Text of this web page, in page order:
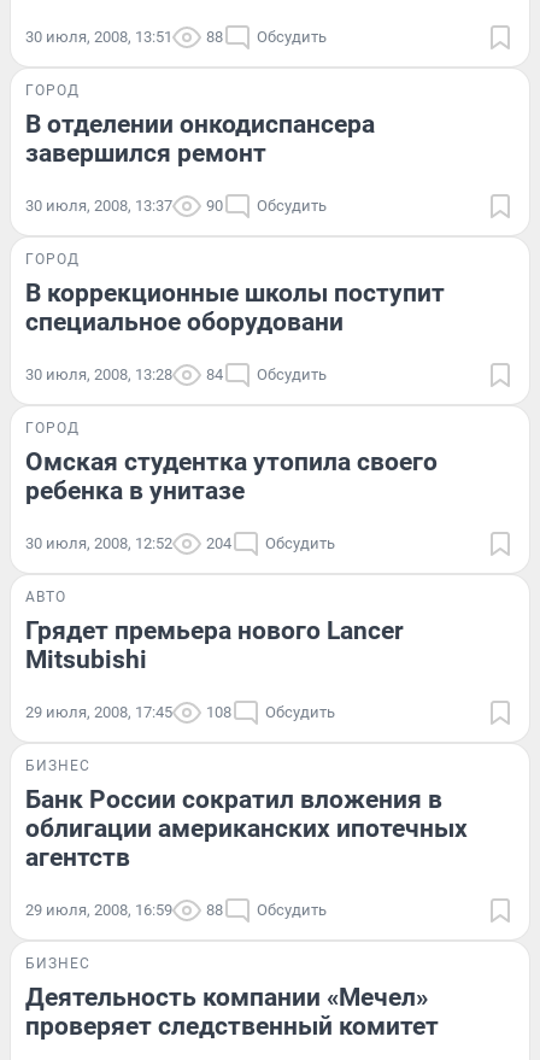
30 июля, 2008, 13:51 88 Обсудить
ГОРОД
В отделении онкодиспансера
завершился ремонт
30 июля, 2008, 13:37 90 Обсудить
ГОРОД
В коррекционные школы поступит
специальное оборудовани
30 июля, 2008, 13:28 84 Обсудить
ГОРОД
Омская студентка утопила своего
ребенка в унитазе
30 июля, 2008, 12:52 204 Обсудить
АВТО
Грядет премьера нового Lancer
Mitsubishi
29 июля, 2008, 17:45 108 Обсудить
БИЗНЕС
Банк России сократил вложения в
облигации американских ипотечных
агентств
29 июля, 2008, 16:59 88 Обсудить
БИЗНЕС
Деятельность компании «Мечел»
проверяет следственный комитет